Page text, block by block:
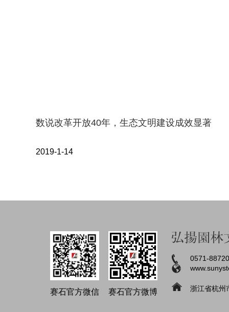
数说改革开放40年，生态文明建设成效显著
2019-1-14
赛石官方微信 赛石官方微博
0571-
浙江省杭州